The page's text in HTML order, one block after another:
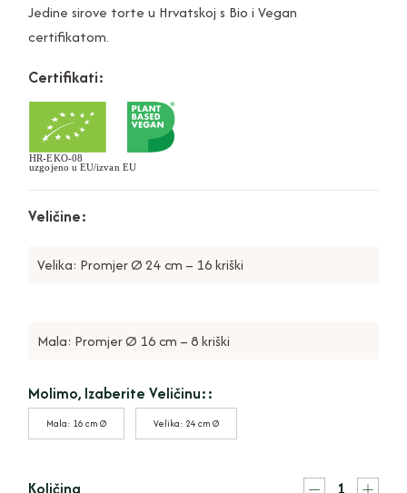
Jedine sirove torte u Hrvatskoj s Bio i Vegan
certifikatom.
Certifikati:
Veličine:
Velika: Promjer Ø 24 cm – 16 kriški
Mala: Promjer Ø 16 cm – 8 kriški
Molimo, Izaberite Veličinu::
Mala: 16 cm Ø Velika: 24 cm Ø